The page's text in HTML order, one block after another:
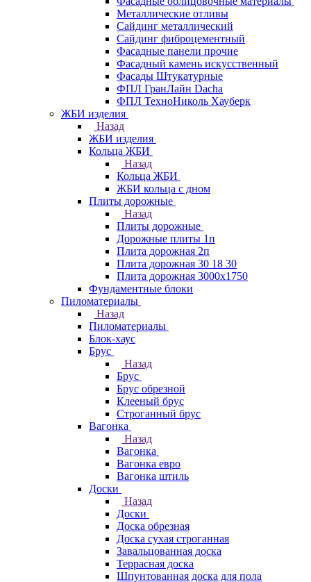
Металлические отливы
Сайдинг металлический
Сайдинг фиброцементный
Фасадные панели прочие
Фасадный камень искусственный
Фасады Штукатурные
ФПЛ ГранЛайн Dacha
ФПЛ ТехноНиколь Хауберк
ЖБИ изделия
Назад
ЖБИ изделия
Кольца ЖБИ
Назад
Кольца ЖБИ
ЖБИ кольца с дном
Плиты дорожные
Назад
Плиты дорожные
Дорожные плиты 1п
Плита дорожная 2п
Плита дорожная 30 18 30
Плита дорожная 3000х1750
Фундаментные блоки
Пиломатериалы
Назад
Пиломатериалы
Блок-хаус
Брус
Назад
Брус
Брус обрезной
Клееный брус
Строганный брус
Вагонка
Назад
Вагонка
Вагонка евро
Вагонка штиль
Доски
Назад
Доски
Доска обрезная
Доска сухая строганная
Завальцованная доска
Террасная доска
Шпунтованная доска для пола